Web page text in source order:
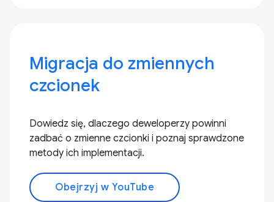
Migracja do zmiennych
czcionek
Dowiedz się, dlaczego deweloperzy powinni
zadbać o zmienne czcionki i poznaj sprawdzone
metody ich implementacji.
Obejrzyj w YouTube